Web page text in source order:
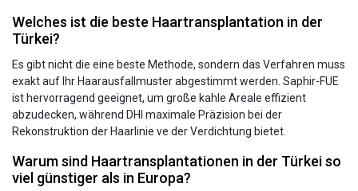
Welches ist die beste Haartransplantation in der
Türkei?
Es gibt nicht die eine beste Methode, sondern das Verfahren muss
exakt auf Ihr Haarausfallmuster abgestimmt werden. Saphir-FUE
ist hervorragend geeignet, um große kahle Areale effizient
abzudecken, während DHI maximale Präzision bei der
Rekonstruktion der Haarlinie ve der Verdichtung bietet.
Warum sind Haartransplantationen in der Türkei so
viel günstiger als in Europa?